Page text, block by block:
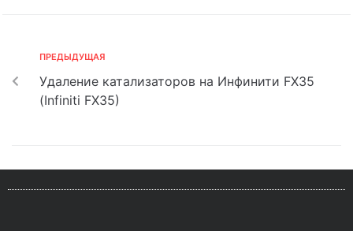
ПРЕДЫДУЩАЯ
Удаление катализаторов на Инфинити FX35
(Infiniti FX35)